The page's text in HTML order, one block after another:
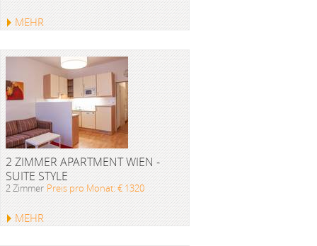
MEHR
2 ZIMMER APARTMENT WIEN -
SUITE STYLE
2 Zimmer Preis pro Monat: € 1320
MEHR